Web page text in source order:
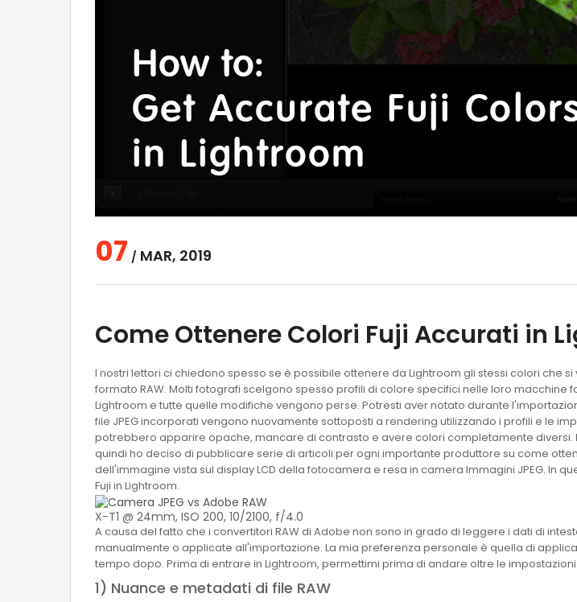
07 / MAR, 2019
Come Ottenere Colori Fuji Accurati in
I nostri lettori ci chiedono spesso se è possibile ottenere da Lightroom gli stessi colori che
formato RAW. Molti fotografi scelgono spesso profili di colore specifici nelle loro
Lightroom e tutte quelle modifiche vengono perse. Potresti aver notato durante
file JPEG incorporati vengono nuovamente sottoposti a rendering utilizzando i profili e le
potrebbero apparire opache, mancare di contrasto e avere colori completamente
quindi ho deciso di pubblicare serie di articoli per ogni importante produttore su come
dell'immagine vista sul display LCD della fotocamera e resa in camera Immagini JPEG.
Fuji in Lightroom.
X-T1 @ 24mm, ISO 200, 10/2100, f/4.0
A causa del fatto che i convertitori RAW di Adobe non sono in grado di leggere i dati di
manualmente o applicate all'importazione. La mia preferenza personale è quella di
tempo dopo. Prima di entrare in Lightroom, permettimi prima di andare oltre le
1) Nuance e metadati di file RAW